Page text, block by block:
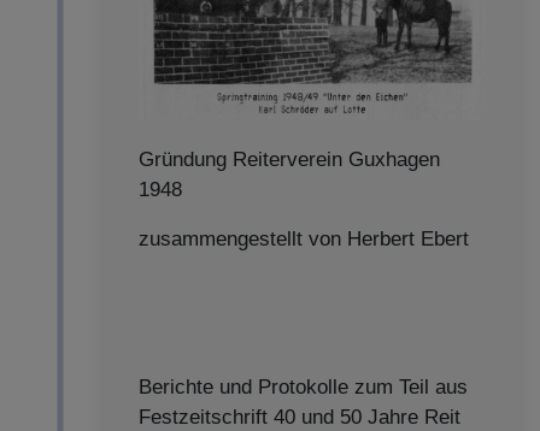
Gründung Reiterverein Guxhagen
1948
zusammengestellt von Herbert Ebert
Berichte und Protokolle zum Teil aus
Festzeitschrift 40 und 50 Jahre Reit